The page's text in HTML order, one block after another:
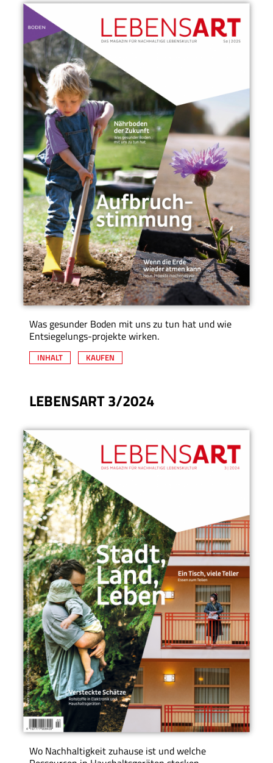
Was gesunder Boden mit uns zu tun hat und wie
Entsiegelungs-projekte wirken.
INHALT KAUFEN
LEBENSART 3/2024
Wo Nachhaltigkeit zuhause ist und welche